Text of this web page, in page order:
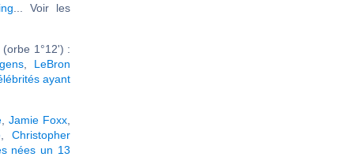
... Voir les
1°12') :
LeBron
ayant
Jamie Foxx
,Christopher
nées un 13